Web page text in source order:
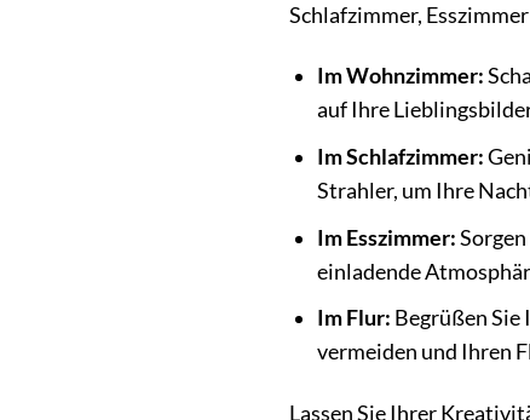
Schlafzimmer,
Im Wohnzimmer:
auf Ihre
Im Schlafzimmer:
Strahler, um Ihre
Im Esszimmer:
einladende
Im Flur: Begrüßen Sie
vermeiden und Ihren
Lassen Sie Ihrer